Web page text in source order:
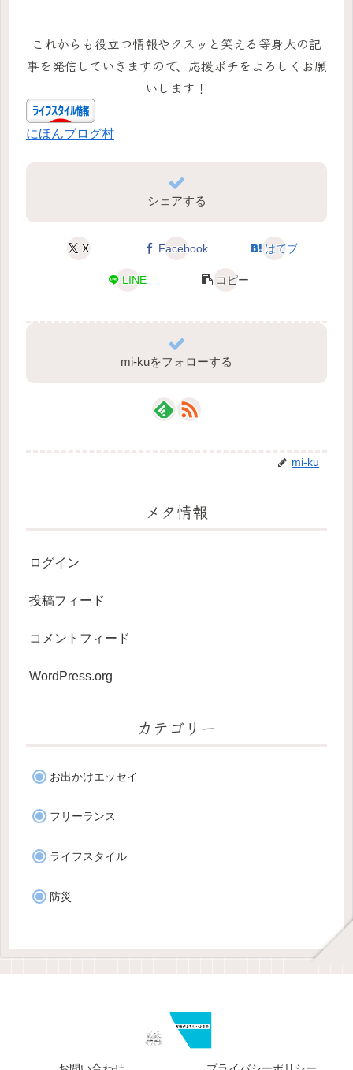
これからも役立つ情報やクスッと笑える等身大の記
事を発信していきますので、応援ポチをよろしくお願
いします！
にほんブログ村
シェアする
X Facebook はてブ
LINE コピー
mi-kuをフォローする
mi-ku
メタ情報
ログイン
投稿フィード
コメントフィード
WordPress.org
カテゴリー
お出かけエッセイ
フリーランス
ライフスタイル
防災